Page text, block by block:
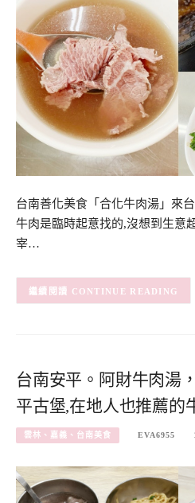
台南善化美食「合化牛肉湯」來
牛肉是臨時起意找的,沒想到生意
宰…
CONTINUE READING
台南安平。阿財牛肉湯
平古堡,在地人也推薦的
雲林、嘉義、台南美食 EVA6955